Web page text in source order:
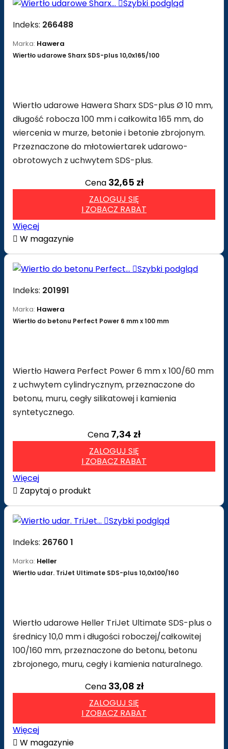
Szybki podgląd
Indeks: 266488
Marka: Hawera
Wiertło udarowe Sharx SDS-plus 10,0x165/100
Wiertło udarowe Hawera Sharx SDS-plus Ø 10 mm,
długość robocza 100 mm i całkowita 165 mm, do
wiercenia w murze, betonie i betonie zbrojonym.
Przeznaczone do młotowiertarek udarowo-
obrotowych z uchwytem SDS-plus.
Cena 32,65 zł
ZALOGUJ SIĘ
I ZOBACZ RABAT
Więcej
 W magazynie
Szybki podgląd
Indeks: 201991
Marka: Hawera
Wiertło do betonu Perfect Power 6 mm x 100 mm
Wiertło Hawera Perfect Power 6 mm x 100/60 mm
z uchwytem cylindrycznym, przeznaczone do
betonu, muru, cegły silikatowej i kamienia
syntetycznego.
Cena 7,34 zł
ZALOGUJ SIĘ
I ZOBACZ RABAT
Więcej
 Zapytaj o produkt
Szybki podgląd
Indeks: 26760 1
Marka: Heller
Wiertło udar. TriJet Ultimate SDS-plus 10,0x100/160
Wiertło udarowe Heller TriJet Ultimate SDS-plus o
średnicy 10,0 mm i długości roboczej/całkowitej
100/160 mm, przeznaczone do betonu, betonu
zbrojonego, muru, cegły i kamienia naturalnego.
Cena 33,08 zł
ZALOGUJ SIĘ
I ZOBACZ RABAT
Więcej
 W magazynie